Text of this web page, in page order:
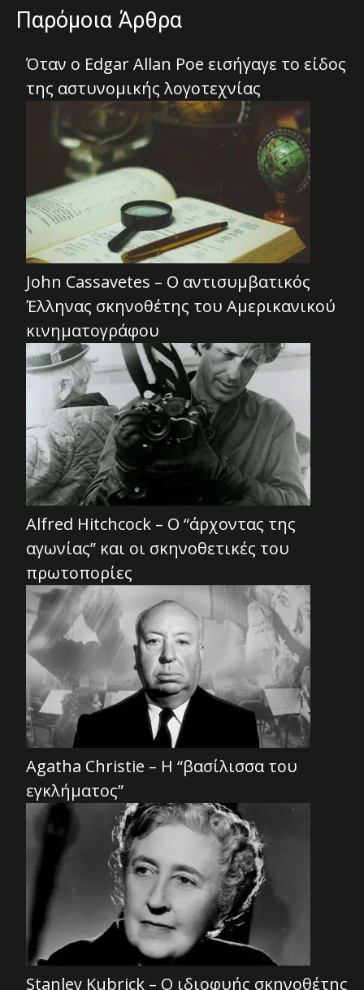
Παρόμοια Άρθρα
Όταν ο Edgar Allan Poe εισήγαγε το είδος
της αστυνομικής λογοτεχνίας
John Cassavetes – Ο αντισυμβατικός
Έλληνας σκηνοθέτης του Αμερικανικού
κινηματογράφου
Alfred Hitchcock – Ο “άρχοντας της
αγωνίας” και οι σκηνοθετικές του
πρωτοπορίες
Agatha Christie – Η “βασίλισσα του
εγκλήματος”
Stanley Kubrick – Ο ιδιοφυής σκηνοθέτης